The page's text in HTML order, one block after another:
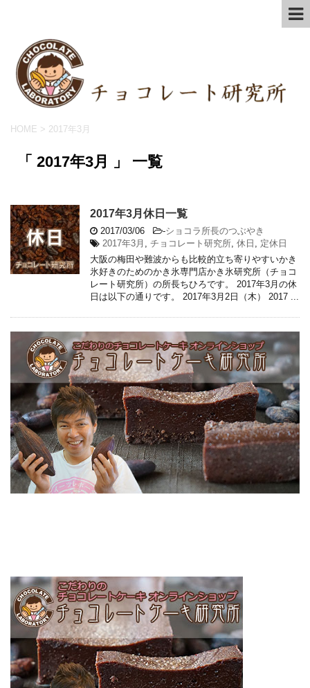
HOME > 2017年3月
「 2017年3月 」 一覧
2017年3月休日一覧
2017/03/06 -ショコラ所長のつぶやき
2017年3月
チョコレート研究所 休日
定休日
大阪の梅田や難波からも比較的立ち寄りやすいかき
氷好きのためのかき氷専門店かき氷研究所（チョコ
レート研究所）の所長ちひろです。 2017年3月の休
日は以下の通りです。 2017年3月2日（木） 2017 ...